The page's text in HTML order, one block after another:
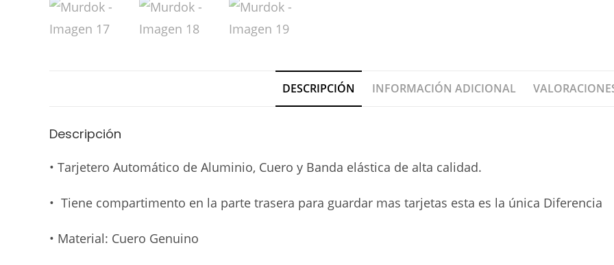
DESCRIPCIÓN INFORMACIÓN ADICIONAL
Descripción
• Tarjetero Automático de Aluminio, Cuero y Banda elástica de alta calidad.
• Tiene compartimento en la parte trasera para guardar mas tarjetas esta es la única Diferencia
• Material: Cuero Genuino